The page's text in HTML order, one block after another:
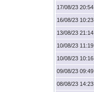
20:54 17/08/23
10:23 16/08/23
21:14 13/08/23
11:19 10/08/23
10:16 10/08/23
09:49 09/08/23
14:23 08/08/23